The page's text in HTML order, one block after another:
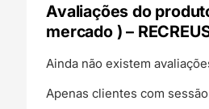
Avaliações do
mercado ) –
Ainda não existem
Apenas clientes com